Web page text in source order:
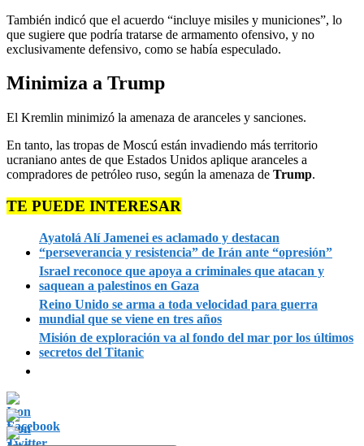
También indicó que el acuerdo “incluye misiles y municiones”, lo
que sugiere que podría tratarse de armamento ofensivo, y no
exclusivamente defensivo, como se había especulado.
Minimiza a Trump
El Kremlin minimizó la amenaza de aranceles y sanciones.
En tanto, las tropas de Moscú están invadiendo más territorio
ucraniano antes de que Estados Unidos aplique aranceles a
compradores de petróleo ruso, según la amenaza de Trump.
TE PUEDE INTERESAR
Ayatolá Alí Jamenei es aclamado y destacan
“perseverancia y resistencia” de Irán ante “opresión”
Israel reconoce que apoya a criminales que atacan y
saquean a palestinos en Gaza
Reino Unido se arma a toda velocidad para guerra
mundial que se viene en tres años
Misión de exploración va al fondo del mar por los últimos
secretos del Titanic